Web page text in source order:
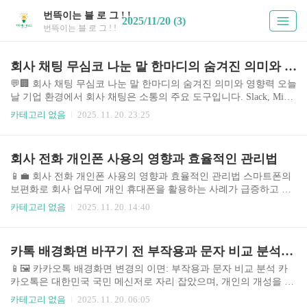
번뜩이는 블 로 그 ! !
번뜩이는 블 로 그 ! !
2025/11/20 (3)
회사 채팅 무심코 나눈 말 한마디의 숨겨진 의미와 영향력
💬🏢 회사 채팅 무심코 나눈 말 한마디의 숨겨진 의미와 영향력 오늘
날 기업 환경에서 회사 채팅은 소통의 주요 도구입니다. Slack, Micro
soft Teams, Google Chat 등 다양한 플랫폼을 통해 동료들과 즉각적으
니다. 이 글에서는 회사 채팅에서의 언어 사용이 갖는 숨겨진 의미와
영향력을 분석하고, 효과적인 커뮤니케이션 전략을 제시합니다. 최
근 몇 년 사이 사이버 폭력, 명예훼손, 개인정보 유출 등 회사 채팅과
관련된 분쟁이 증가하고 있으며, 이는 기업의 이미지 실추와 법적 ..
카테고리 없음 2025. 11. 20. 23:25
회사 전화 개인폰 사용의 영향과 효율적인 관리법
📱💼 회사 전화 개인폰 사용의 영향과 효율적인 관리법 스마트폰의
보편화로 회사 업무에 개인 휴대폰을 활용하는 사례가 급증하고 있
습니다. 이러한 추세는 편리성을 제공하지만 동시에 개인 정보 보호,
근 BYOD(Bring Your Own Device) 정책 채택 증가와 클라우드 기반
업무 시스템 확산 등의 시장 상황 변화를 고려하여 현실적인 대안을
제시하고자 합니다. 본 분석은 다양한 업종의 실제 사례와 전문가 의
견을 바탕으로 이루어졌습니다. 🤔 주제의 중요성..
카테고리 없음 2025. 11. 20. 14:40
카톡 배경화면 바꾸기 전 부작용과 문자 비교 분석부터
📱🖼️ 카카오톡 배경화면 변경의 이면: 부작용과 문자 비교 분석 카
카오톡은 대한민국 국민 메신저로 자리 잡았으며, 개인의 개성을 표
현하는 수많은 방법 중 하나가 바로 배경화면 설정입니다. 단순한 이
카테고리 없음 2025. 11. 20. 06:05